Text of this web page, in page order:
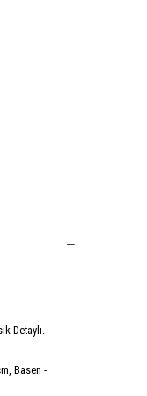
Detaylı.
Basen -